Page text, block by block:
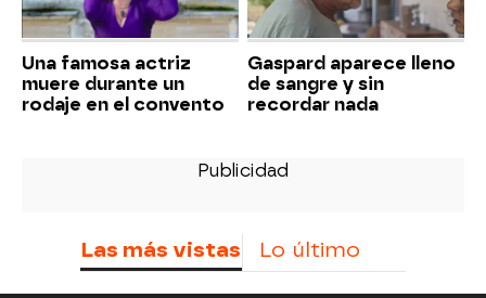
Una famosa actriz
muere durante un
rodaje en el convento
Gaspard aparece lleno
de sangre y sin
recordar nada
Las más vistas Lo último